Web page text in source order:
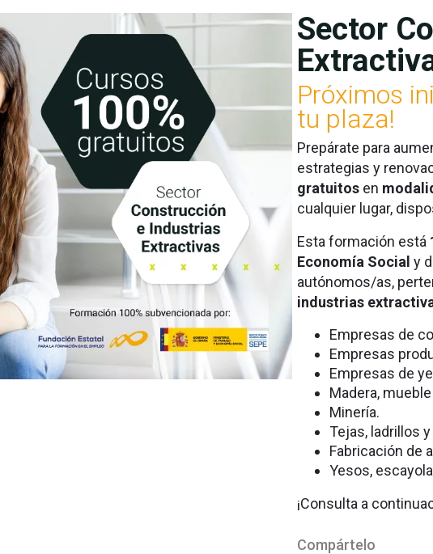
Sector
Próximos
tu plaza!
Prepárate para
estrategias y
gratuitos en
cualquier lugar,
Esta formación está
Economía Social y
autónomos/as,
industrias
Empresas de
Empresas
Empresas de
Madera,
Minería.
Tejas, ladrillos
Fabricación de
Yesos,
¡Consulta a
Compártelo